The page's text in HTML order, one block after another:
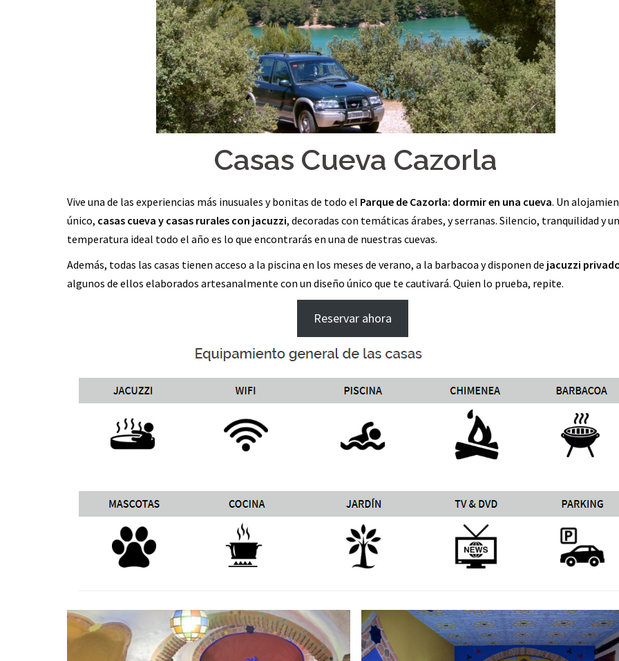
Casas Cueva Cazorla
Vive una de las experiencias más inusuales y bonitas de todo el Parque de Cazorla: dormir en una cueva. Un
único, casas cueva y casas rurales con jacuzzi, decoradas con temáticas árabes, y serranas. Silencio, tranquilidad y
temperatura ideal todo el año es lo que encontrarás en una de nuestras cuevas.
Además, todas las casas tienen acceso a la piscina en los meses de verano, a la barbacoa y disponen de jacuzzi
algunos de ellos elaborados artesanalmente con un diseño único que te cautivará. Quien lo prueba, repite.
Reservar ahora